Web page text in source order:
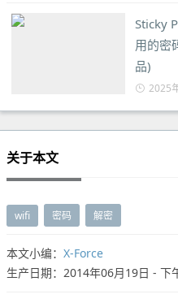
Sticky
用的密
品)
2025
关于本文
wifi 密码 解密
本文小编： X-Force
生产日期：2014年06月19日 - 下